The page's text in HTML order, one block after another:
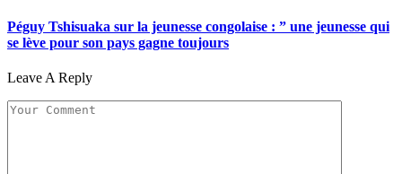
Péguy Tshisuaka sur la jeunesse congolaise : ” une jeunesse qui
se lève pour son pays gagne toujours
Leave A Reply